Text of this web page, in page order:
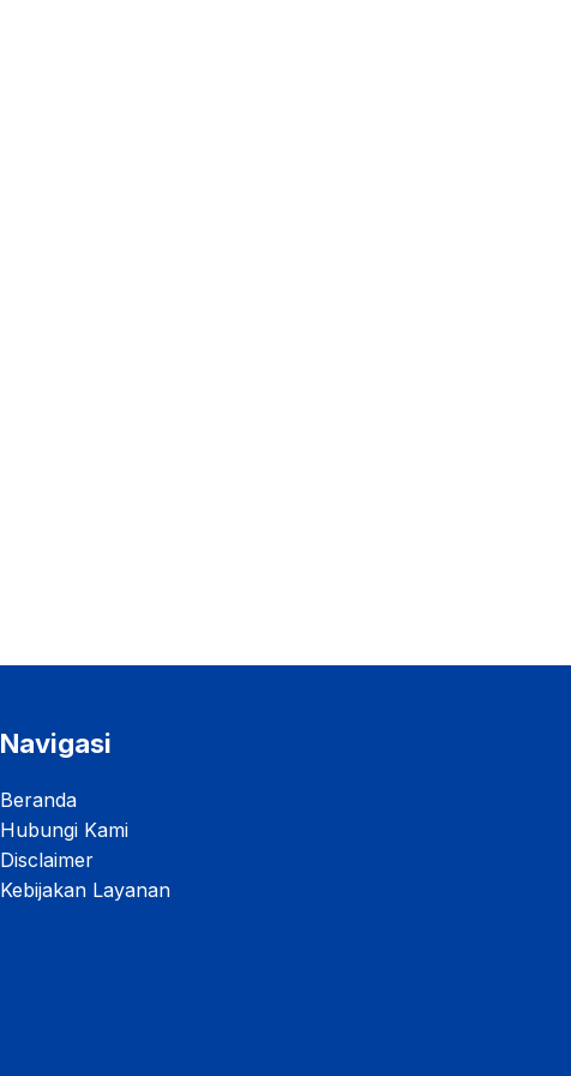
Navigasi
Beranda
Hubungi Kami
Disclaimer
Kebijakan Layanan